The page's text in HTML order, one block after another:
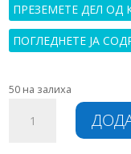
ПРЕЗЕМЕТЕ ДЕЛ ОД
ПОГЛЕДНЕТЕ ЈА
50 на залиха
почнува